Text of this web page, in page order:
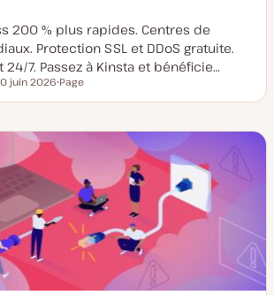
200 % plus rapides. Centres de
Protection SSL et DDoS gratuite.
7. Passez à Kinsta et bénéficie…
juin 2026
y
e
b
i
c
a
Page